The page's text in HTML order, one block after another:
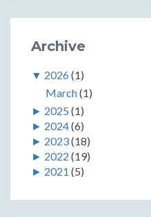
Archive
▼ 2026(1)
March(1)
► 2025 (1)
► 2024(6)
► 2023(18)
► 2022 (19)
► 2021 (5)